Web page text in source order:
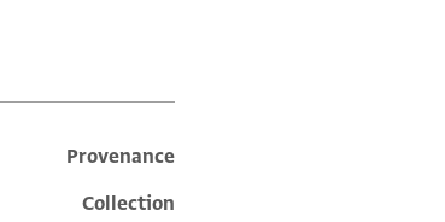
metadata
Provenance
Collection